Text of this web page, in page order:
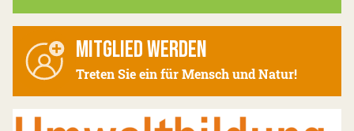
MITGLIED WERDEN
Treten Sie ein für Mensch und Natur!